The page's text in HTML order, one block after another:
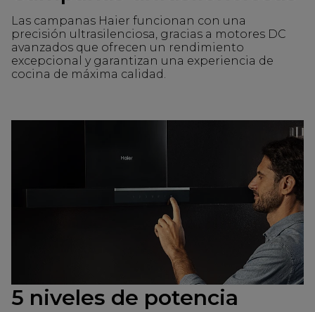
Las campanas Haier funcionan con una
precisión ultrasilenciosa, gracias a motores DC
avanzados que ofrecen un rendimiento
excepcional y garantizan una experiencia de
cocina de máxima calidad.
5 niveles de potencia